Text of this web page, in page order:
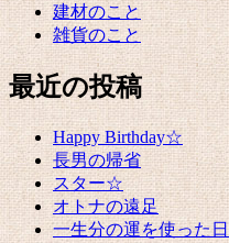
建材のこと
雑貨のこと
最近の投稿
Happy Birthday☆
長男の帰省
スター☆
オトナの遠足
一生分の運を使った日